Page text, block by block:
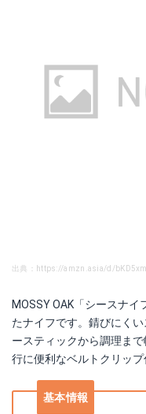
出典：https://amzn.asia/d/
MOSSY OAK「シースナ
たナイフです。錆びにく
ースティックから調理ま
行に便利なベルトクリップ
基本情報